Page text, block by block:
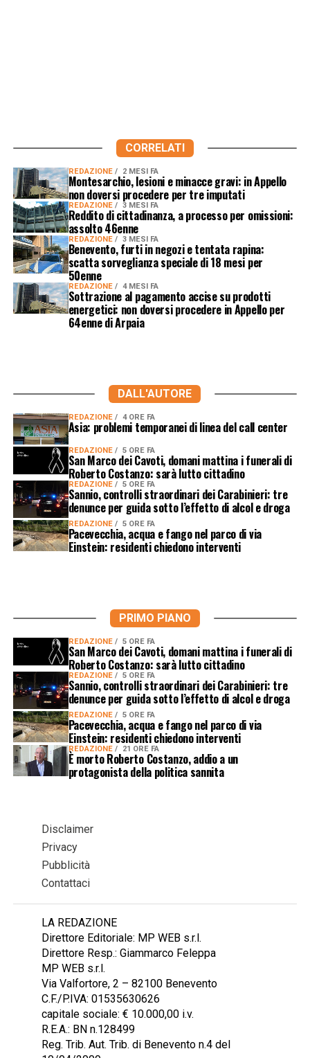
CORRELATI
REDAZIONE 2 MESI FA
Montesarchio, lesioni e minacce gravi: in Appello
non doversi procedere per tre imputati
REDAZIONE 3 MESI FA
Reddito di cittadinanza, a processo per omissioni:
assolto 46enne
REDAZIONE 3 MESI FA
Benevento, furti in negozi e tentata rapina:
scatta sorveglianza speciale di 18 mesi per
50enne
REDAZIONE 4 MESI FA
Sottrazione al pagamento accise su prodotti
energetici: non doversi procedere in Appello per
64enne di Arpaia
DALL'AUTORE
REDAZIONE 4 ORE FA
Asia: problemi temporanei di linea del call center
REDAZIONE 5 ORE FA
San Marco dei Cavoti, domani mattina i funerali di
Roberto Costanzo: sarà lutto cittadino
REDAZIONE 5 ORE FA
Sannio, controlli straordinari dei Carabinieri: tre
denunce per guida sotto l’effetto di alcol e droga
REDAZIONE 5 ORE FA
Pacevecchia, acqua e fango nel parco di via
Einstein: residenti chiedono interventi
PRIMO PIANO
REDAZIONE 5 ORE FA
San Marco dei Cavoti, domani mattina i funerali di
Roberto Costanzo: sarà lutto cittadino
REDAZIONE 5 ORE FA
Sannio, controlli straordinari dei Carabinieri: tre
denunce per guida sotto l’effetto di alcol e droga
REDAZIONE 5 ORE FA
Pacevecchia, acqua e fango nel parco di via
Einstein: residenti chiedono interventi
REDAZIONE 21 ORE FA
È morto Roberto Costanzo, addio a un
protagonista della politica sannita
Disclaimer
Privacy
Pubblicità
Contattaci
LA REDAZIONE
Direttore Editoriale: MP WEB s.r.l.
Direttore Resp.: Giammarco Feleppa
MP WEB s.r.l.
Via Valfortore, 2 – 82100 Benevento
C.F./P.IVA: 01535630626
capitale sociale: € 10.000,00 i.v.
R.E.A.: BN n.128499
Reg. Trib. Aut. Trib. di Benevento n.4 del